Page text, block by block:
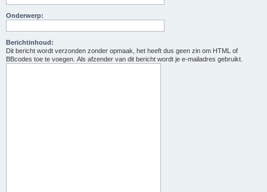
Onderwerp:
Berichtinhoud:
Dit bericht wordt verzonden zonder opmaak, het heeft dus geen zin om HTML of
BBcodes toe te voegen. Als afzender van dit bericht wordt je e-mailadres gebruikt.